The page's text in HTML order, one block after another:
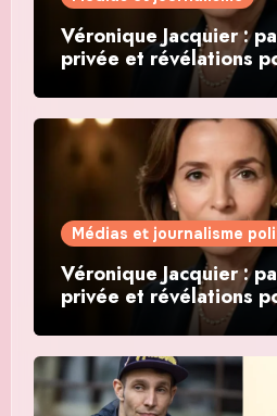
Véronique Jacquier :
privée et révélations
Médias et journalisme
Véronique Jacquier :
privée et révélations